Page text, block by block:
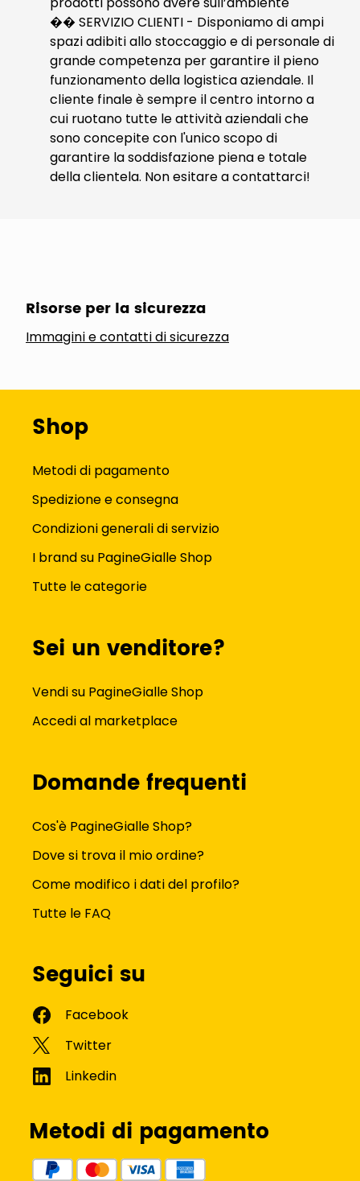
�� SERVIZIO CLIENTI - Disponiamo di ampi
spazi adibiti allo stoccaggio e di personale di
grande competenza per garantire il pieno
funzionamento della logistica aziendale. Il
cliente finale è sempre il centro intorno a
cui ruotano tutte le attività aziendali che
sono concepite con l'unico scopo di
garantire la soddisfazione piena e totale
della clientela. Non esitare a contattarci!
Risorse per la sicurezza
Immagini e contatti di sicurezza
Shop
Metodi di pagamento
Spedizione e consegna
Condizioni generali di servizio
I brand su PagineGialle Shop
Tutte le categorie
Sei un venditore?
Vendi su PagineGialle Shop
Accedi al marketplace
Domande frequenti
Cos'è PagineGialle Shop?
Dove si trova il mio ordine?
Come modifico i dati del profilo?
Tutte le FAQ
Seguici su
Metodi di pagamento